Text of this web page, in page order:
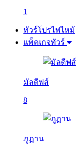
1
ทัวร์โปรไฟไหม้
แพ็คเกจทัวร์
มัลดีฟส์
8
ภูฏาน